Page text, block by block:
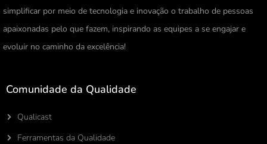
simplificar por meio de tecnologia e inovação o trabalho de pessoas
apaixonadas pelo que fazem, inspirando as equipes a se engajar e
evoluir no caminho da excelência!
Comunidade da Qualidade
Qualicast
Ferramentas da Qualidade